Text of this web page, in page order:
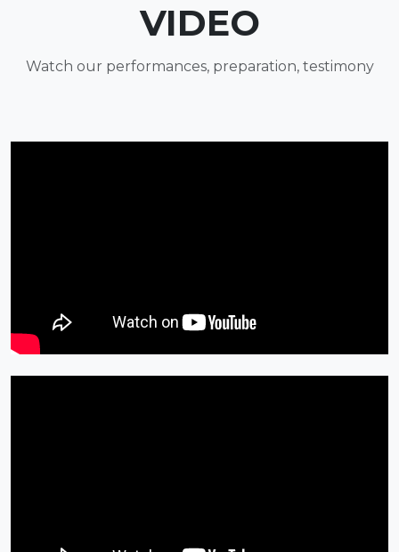
VIDEO
Watch our performances, preparation, testimony